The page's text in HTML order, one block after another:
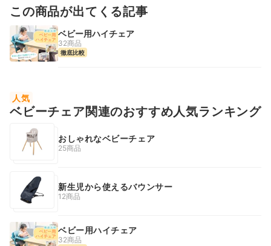
この商品が出てくる記事
ベビー用ハイチェア
32商品
徹底比較
人気
ベビーチェア関連のおすすめ人気ランキング
おしゃれなベビーチェア
25商品
新生児から使えるバウンサー
12商品
ベビー用ハイチェア
32商品